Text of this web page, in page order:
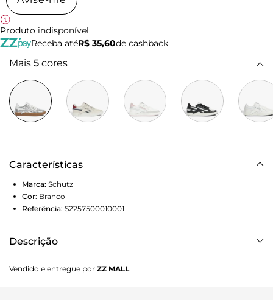
Produto indisponível
Receba atéR$ 35,60de cashback
Mais 5 cores
Características
Marca: Schutz
Cor: Branco
Referência: S2257500010001
Descrição
uma declaração de estilo! Com um design que resgata a
autenticidade retrô e a une às tendências mais quentes do
Vendido e entregue por ZZ MALL